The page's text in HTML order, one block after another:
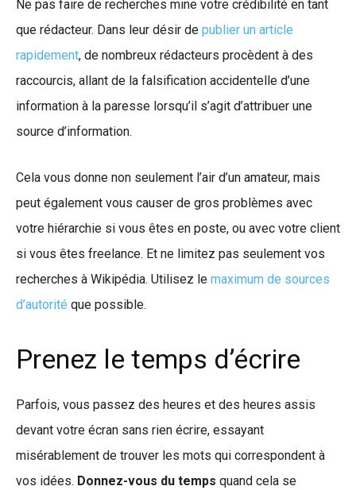
Ne pas faire de recherches mine votre crédibilité en tant
que rédacteur. Dans leur désir de publier un article
rapidement, de nombreux rédacteurs procèdent à des
raccourcis, allant de la falsification accidentelle d’une
information à la paresse lorsqu’il s’agit d’attribuer une
source d’information.
Cela vous donne non seulement l’air d’un amateur, mais
peut également vous causer de gros problèmes avec
votre hiérarchie si vous êtes en poste, ou avec votre client
si vous êtes freelance. Et ne limitez pas seulement vos
recherches à Wikipédia. Utilisez le maximum de sources
d’autorité que possible.
Prenez le temps d’écrire
Parfois, vous passez des heures et des heures assis
devant votre écran sans rien écrire, essayant
misérablement de trouver les mots qui correspondent à
vos idées. Donnez-vous du temps quand cela se